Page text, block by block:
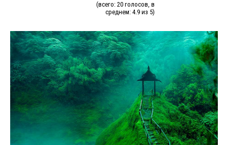
(всего: 20 голосов, в
среднем: 4.9 из 5)